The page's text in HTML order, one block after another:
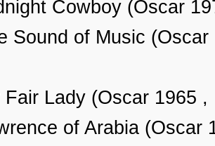
Cowboy (Oscar
Sound of Music
Fair Lady (Oscar 1965
of Arabia